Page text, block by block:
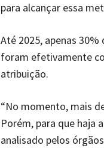
para alcançar essa
Até 2025, apenas
foram efetivamente
atribuição.
“No momento, mais
Porém, para que haja
analisado pelos